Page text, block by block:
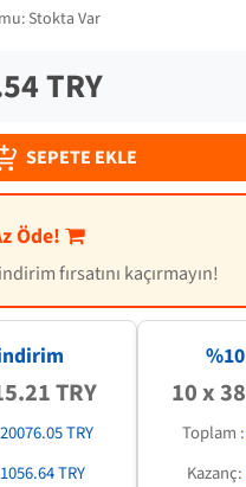
Stokta Var
TRY
SEPETE EKLE
Öde!
fırsatını kaçırmayın!
TRY
20076.05 TRY
1056.64 TRY
%10
10 x
Toplam :
Kazanç: